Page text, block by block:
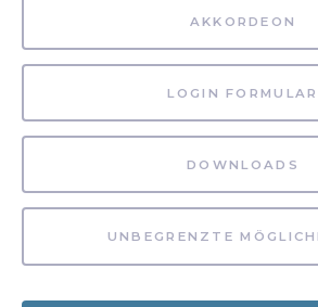
AKKORDEON
LOGIN FORMULAR
DOWNLOADS
UNBEGRENZTE